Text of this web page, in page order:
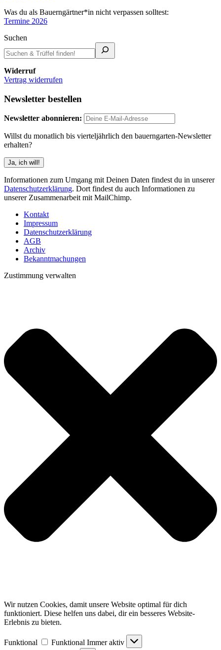
Was du als Bauerngärtner*in nicht verpassen solltest:
Termine 2026
Suchen
Widerruf
Vertrag widerrufen
Newsletter bestellen
Newsletter abonnieren:
Willst du monatlich bis vierteljährlich den bauerngarten-Newsletter
erhalten?
Informationen zum Umgang mit Deinen Daten findest du in unserer
Datenschutzerklärung. Dort findest du auch Informationen zu
unserer Zusammenarbeit mit MailChimp.
Kontakt
Impressum
Datenschutzerklärung
AGB
Archiv
Bekanntmachungen
Zustimmung verwalten
Wir nutzen Cookies, damit unsere Website optimal für dich
funktioniert. Diese helfen uns dabei, dir ein besseres Website-
Erlebnis zu bieten.
Funktional Funktional Immer aktiv